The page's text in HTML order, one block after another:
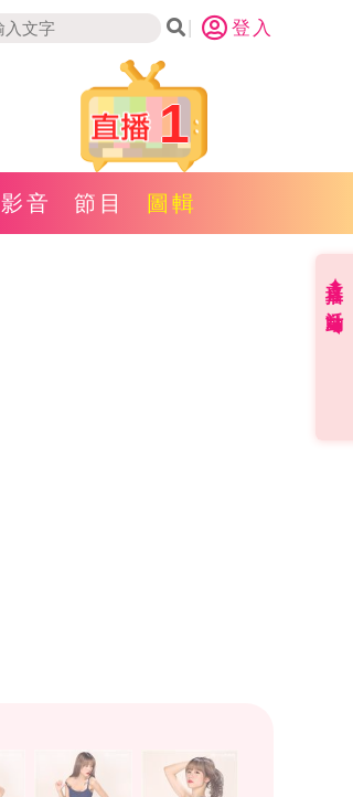
登入
1
影音 節目 圖輯
直播✦活動